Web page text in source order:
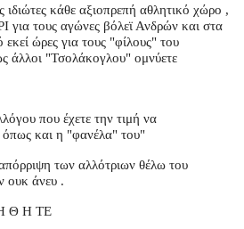
κάθε αξιοπρεπή αθλητικό χώρο ,
για τους αγώνες βόλεϊ Ανδρών και στα
ώρες για τους "φίλους" του
άλλοι "Τσολάκογλου" ομνύετε
που έχετε την τιμή να
όπως και η "φανέλα" του"
των αλλότριων θέλω του
ουκ άνευ .
Η Θ Η ΤΕ